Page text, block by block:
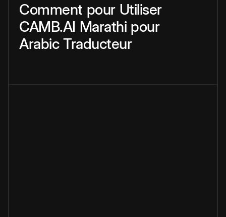
Comment pour Utiliser
CAMB.AI Marathi pour
Arabic Traducteur